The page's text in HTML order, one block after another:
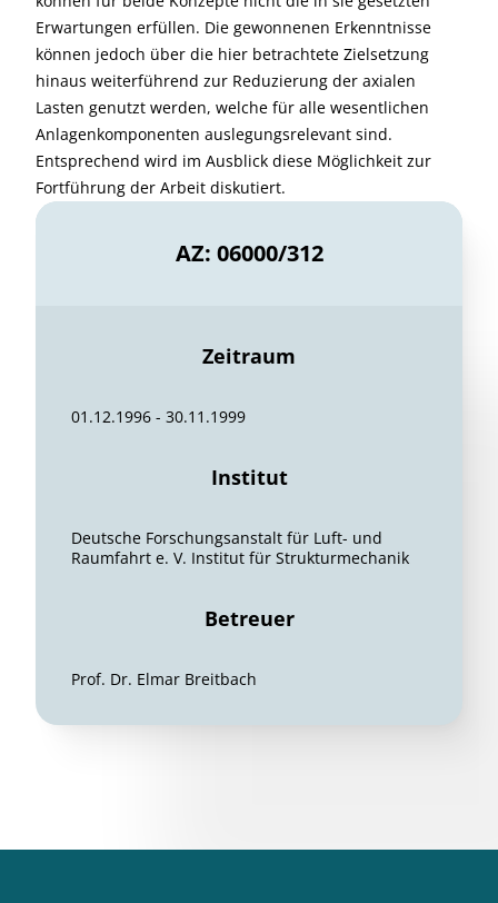
Erwartungen erfüllen. Die gewonnenen Erkenntnisse
können jedoch über die hier betrachtete Zielsetzung
hinaus weiterführend zur Reduzierung der axialen
Lasten genutzt werden, welche für alle wesentlichen
Anlagenkomponenten auslegungsrelevant sind.
Entsprechend wird im Ausblick diese Möglichkeit zur
Fortführung der Arbeit diskutiert.
AZ: 06000/312
Zeitraum
01.12.1996 - 30.11.1999
Institut
Deutsche Forschungsanstalt für Luft- und
Raumfahrt e. V. Institut für Strukturmechanik
Betreuer
Prof. Dr. Elmar Breitbach